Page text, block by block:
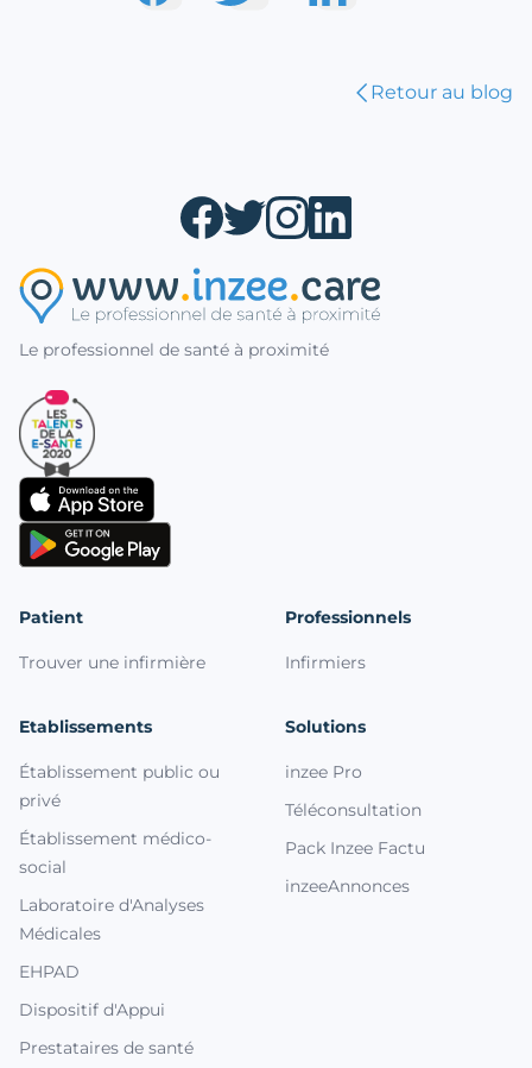
Retour au blog
Le professionnel de santé à proximité
Patient
Trouver une infirmière
Professionnels
Infirmiers
Etablissements
Établissement public ou
privé
Établissement médico-
social
Laboratoire d'Analyses
Médicales
EHPAD
Dispositif d'Appui
Prestataires de santé
Solutions
inzee Pro
Téléconsultation
Pack Inzee Factu
inzeeAnnonces